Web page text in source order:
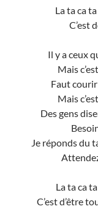
La ta ca
C’est
Il y a ceux
Mais
Faut courir
Mais
Des gens
Je réponds du
La ta ca
C’est d’être